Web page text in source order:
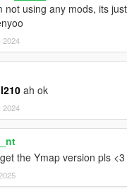
not using any mods, its
2024
ah ok
2024
the Ymap version pls <3